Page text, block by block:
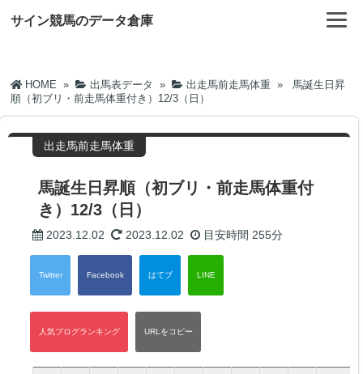
サイン競馬のデータ倉庫
HOME » 出馬表データ » 出走馬前走馬体重 »
馬誕生日昇
順（初ブリ・前走馬体重付き）12/3（日）
出走馬前走馬体重
馬誕生日昇順（初ブリ・前走馬体重付
き）12/3（日）
2023.12.02 2023.12.02 目安時間 255分